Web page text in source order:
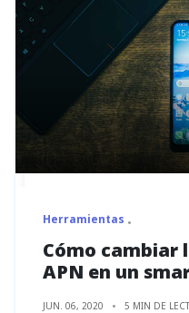
Herramientas
Cómo cambiar
APN en un
JUN. 06, 2020 5 MIN DE